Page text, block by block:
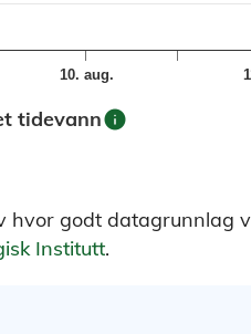
10. aug.
tidevanninfo
godt datagrunnlag
Institutt.